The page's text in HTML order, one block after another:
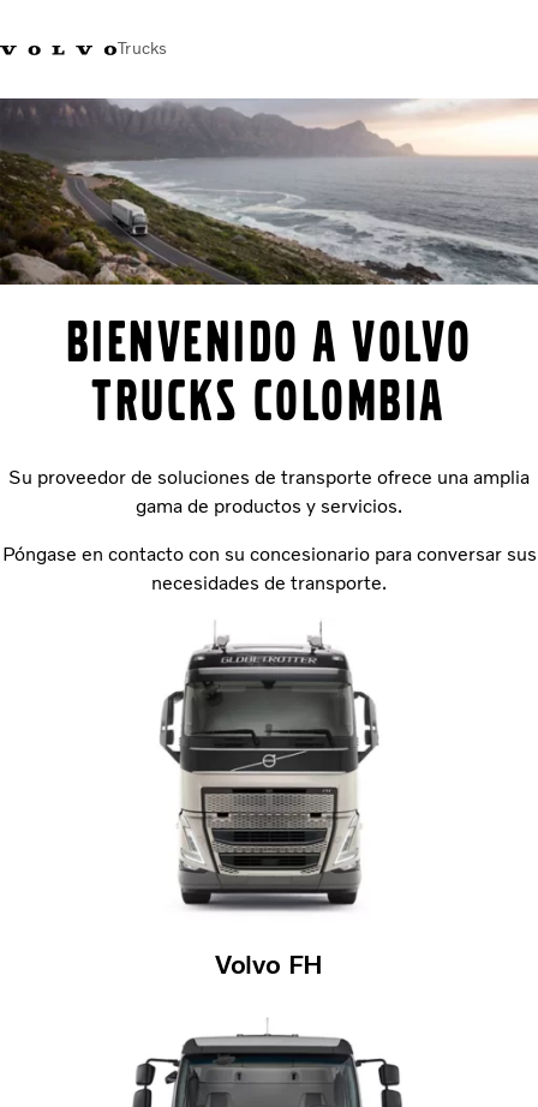
Trucks
Bienvenido a Volvo
Trucks COLOMBIA
Su proveedor de soluciones de transporte ofrece una amplia
gama de productos y servicios.
Póngase en contacto con su concesionario para conversar sus
necesidades de transporte.
Volvo FH